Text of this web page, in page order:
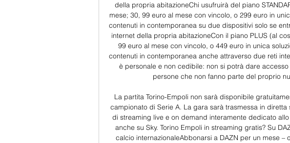
della propria abitazioneChi usufruirà del piano
mese; 30, 99 euro al mese con vincolo, o 299 euro in
contenuti in contemporanea su due dispositivi solo se
internet della propria abitazioneCon il piano PLUS (al
99 euro al mese con vincolo, o 449 euro in unica
contenuti in contemporanea anche attraverso due reti
è personale e non cedibile: non si potrà dare
persone che non fanno parte del proprio
La partita Torino-Empoli non sarà disponibile
campionato di Serie A. La gara sarà trasmessa in
di streaming live e on demand interamente dedicato
anche su Sky. Torino Empoli in streaming gratis? Su
calcio internazionaleAbbonarsi a DAZN per un mese –